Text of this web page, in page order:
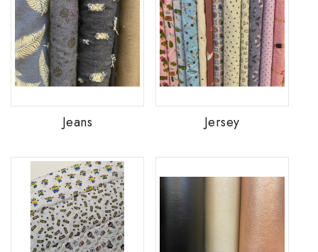
Jeans Jersey